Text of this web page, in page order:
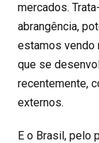
mercados.
abrangência,
estamos vendo
que se
recentemente,
externos.
E o Brasil, pelo